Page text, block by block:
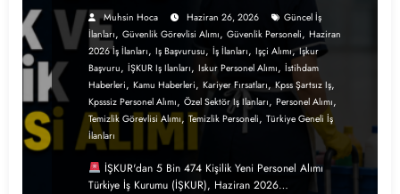
Muhsin Hoca Haziran 26, 2026
Güncel İş
İlanları, Güvenlik Görevlisi Alımı, Güvenlik Personeli, Haziran
2026 İş İlanları, Iş Başvurusu, İş İlanları, Işçi Alımı,Işkur
Başvuru, İŞKUR Iş Ilanları, Iskur Personel Alımı, İstihdam
Haberleri, Kamu Haberleri, Kariyer Fırsatları, Kpss Şartsız Iş,
Kpsssiz Personel Alımı, Özel Sektör Iş Ilanları, Personel Alımı,
Temizlik Görevlisi Alımı, Temizlik Personeli, Türkiye Geneli İş
İlanları
İŞKUR'dan 5 Bin 474 Kişilik Yeni Personel Alımı
Türkiye İş Kurumu (İŞKUR), Haziran 2026…